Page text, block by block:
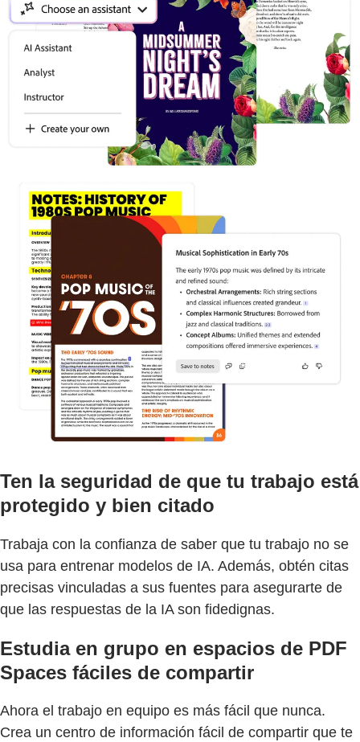
Ten la seguridad de que tu trabajo está
protegido y bien citado
Trabaja con la confianza de saber que tu trabajo no se
usa para entrenar modelos de IA. Además, obtén citas
precisas vinculadas a sus fuentes para asegurarte de
que las respuestas de la IA son fidedignas.
Estudia en grupo en espacios de PDF
Spaces fáciles de compartir
Ahora el trabajo en equipo es más fácil que nunca.
Crea un centro de información fácil de compartir que te